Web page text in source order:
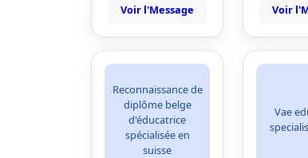
Voir l'Message Voir
Reconnaissance de
diplôme belge
d'éducatrice
spécialisée en
suisse
Vae